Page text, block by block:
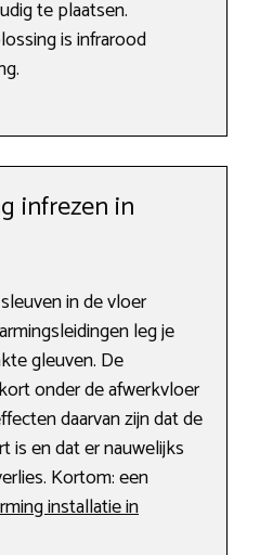
te plaatsen.
is infrarood
infrezen in
in de vloer
leg je
gleuven. De
onder de afwerkvloer
daarvan zijn dat de
is en dat er nauwelijks
Kortom: een
installatie in